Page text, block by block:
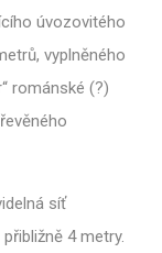
úvozovitého
vyplněného
románské (?)
síť
4 metry.